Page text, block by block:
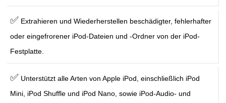
✅ Extrahieren und Wiederherstellen beschädigter, fehlerhafter
oder eingefrorener iPod-Dateien und -Ordner von der iPod-
Festplatte.
✅ Unterstützt alle Arten von Apple iPod, einschließlich iPod
Mini, iPod Shuffle und iPod Nano, sowie iPod-Audio- und